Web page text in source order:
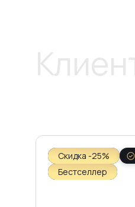
Скидка -25%
Бестселлер